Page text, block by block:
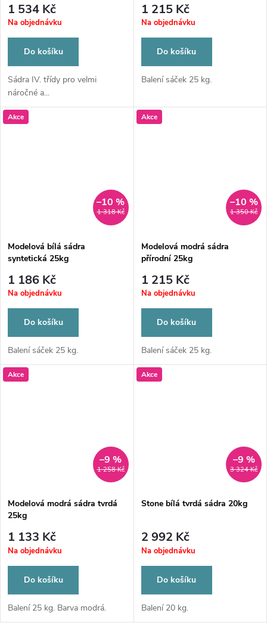
1 534 Kč
Na objednávku
Do košíku
Sádra IV. třídy pro velmi
náročné a...
1 215 Kč
Na objednávku
Do košíku
Balení sáček 25 kg.
Akce
1 318 Kč
–10 %
Modelová bílá sádra
syntetická 25kg
1 186 Kč
Na objednávku
Do košíku
Balení sáček 25 kg.
Akce
1 350 Kč
–10 %
Modelová modrá sádra
přírodní 25kg
1 215 Kč
Na objednávku
Do košíku
Balení sáček 25 kg.
Akce
1 258 Kč
–9 %
Modelová modrá sádra tvrdá
25kg
1 133 Kč
Na objednávku
Do košíku
Balení 25 kg. Barva modrá.
Akce
3 324 Kč
–9 %
Stone bílá tvrdá sádra 20kg
2 992 Kč
Na objednávku
Do košíku
Balení 20 kg.